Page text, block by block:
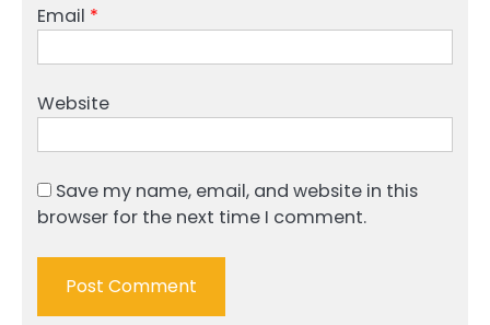
Email *
Website
Save my name, email, and website in this
browser for the next time I comment.